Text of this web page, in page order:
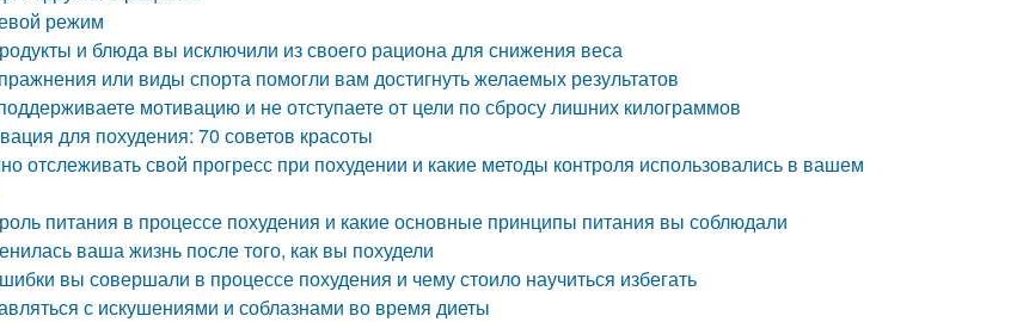
режим
и блюда вы исключили из своего рациона для снижения веса
или виды спорта помогли вам достигнуть желаемых результатов
мотивацию и не отступаете от цели по сбросу лишних килограммов
для похудения: 70 советов красоты
отслеживать свой прогресс при похудении и какие методы контроля использовались в вашем
питания в процессе похудения и какие основные принципы питания вы соблюдали
ваша жизнь после того, как вы похудели
вы совершали в процессе похудения и чему стоило научиться избегать
с искушениями и соблазнами во время диеты